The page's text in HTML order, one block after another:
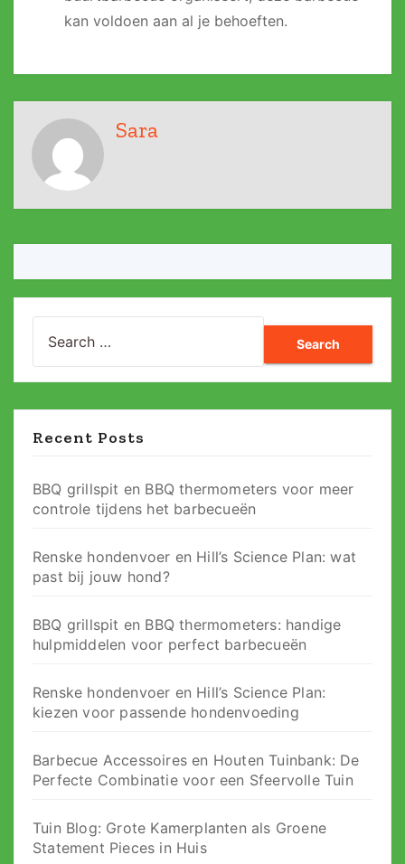
kan voldoen aan al je behoeften.
Sara
for:
Recent Posts
BBQ grillspit en BBQ thermometers voor meer
controle tijdens het barbecueën
Renske hondenvoer en Hill’s Science Plan: wat
past bij jouw hond?
BBQ grillspit en BBQ thermometers: handige
hulpmiddelen voor perfect barbecueën
Renske hondenvoer en Hill’s Science Plan:
kiezen voor passende hondenvoeding
Barbecue Accessoires en Houten Tuinbank: De
Perfecte Combinatie voor een Sfeervolle Tuin
Tuin Blog: Grote Kamerplanten als Groene
Statement Pieces in Huis